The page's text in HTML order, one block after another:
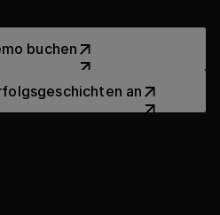
buchen
Sehen Sie sich
an